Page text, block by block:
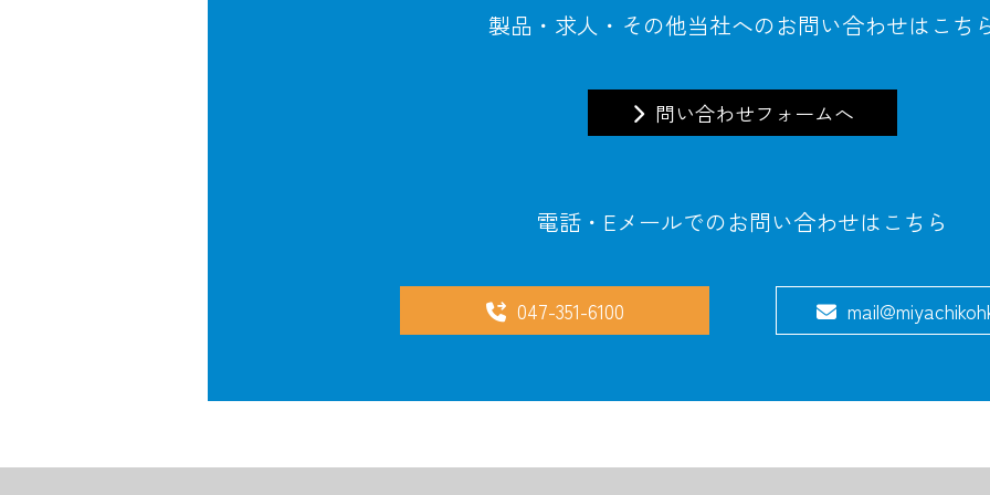
製品・求人・その他当社へのお問い合わせはこち
問い合わせフォームへ
電話・Eメールでのお問い合わせはこちら
047-351-6100